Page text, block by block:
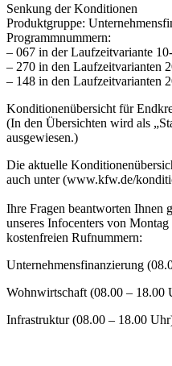
Senkung der Konditionen
Produktgruppe:
Programmnummern:
– 067 in der Laufzeitvariante
– 270 in den Laufzeitvarianten
– 148 in den Laufzeitvarianten
Konditionenübersicht für
(In den Übersichten wird als
ausgewiesen.)
Die aktuelle
auch unter (www.kfw.de/
Ihre Fragen beantworten Ihnen
unseres Infocenters von
kostenfreien Rufnummern:
Unternehmensfinanzierung
Wohnwirtschaft (08.00 – 18.00
Infrastruktur (08.00 – 18.00